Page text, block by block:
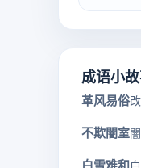
成语小
革风易俗
不欺闇室
白雪难和